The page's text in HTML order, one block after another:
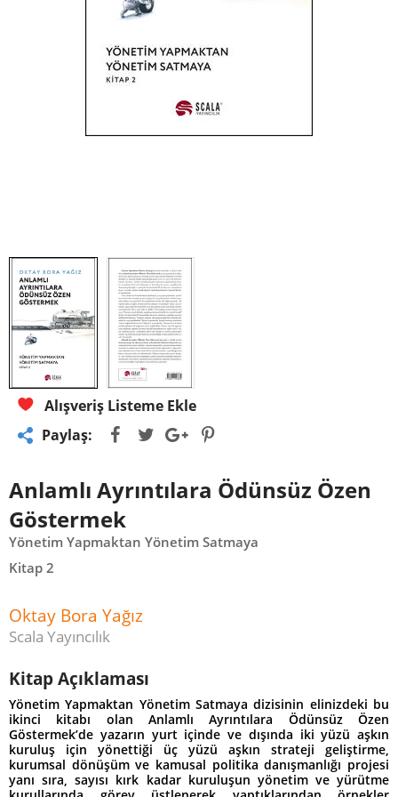
Alışveriş Listeme Ekle
Paylaş:
Anlamlı Ayrıntılara Ödünsüz Özen
Göstermek
Yönetim Yapmaktan Yönetim Satmaya
Kitap 2
Oktay Bora Yağız
Scala Yayıncılık
Kitap Açıklaması
Yönetim Yapmaktan Yönetim Satmaya dizisinin elinizdeki bu
ikinci kitabı olan Anlamlı Ayrıntılara Ödünsüz Özen
Göstermek’de yazarın yurt içinde ve dışında iki yüzü aşkın
kuruluş için yönettiği üç yüzü aşkın strateji geliştirme,
kurumsal dönüşüm ve kamusal politika danışmanlığı projesi
yanı sıra, sayısı kırk kadar kuruluşun yönetim ve yürütme